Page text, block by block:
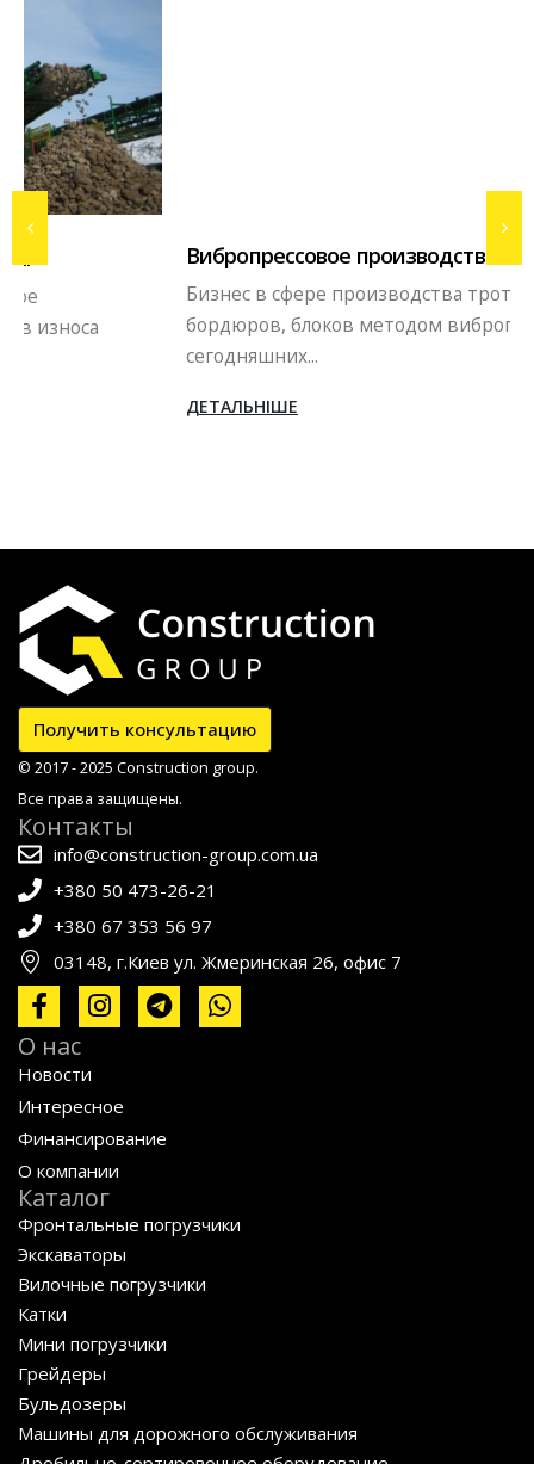
Вибропрессовое производство
Бизнес в сфере производства тротуарной плитки,
бордюров, блоков методом вибропрессования. В
Получить консультацию
© 2017 - 2025 Construction group.
Все права защищены.
Контакты
info@construction-group.com.ua
+380 50 473-26-21
+380 67 353 56 97
03148, г.Киев ул. Жмеринская 26, офис 7
О нас
Новости
Интересное
Финансирование
О компании
Каталог
Фронтальные погрузчики
Экскаваторы
Вилочные погрузчики
Катки
Мини погрузчики
Грейдеры
Бульдозеры
Машины для дорожного обслуживания